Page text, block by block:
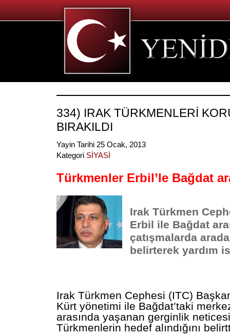
334) IRAK TÜRKMENLERİ
BIRAKILDI
Yayin Tarihi 25 Ocak, 2013
Kategori SİYASİ
Türkmenler Erbil’le Bağdat
Irak Türkmen
Erbil ile Bağdat
çatışmalarda arada
belirterek yardım
Irak Türkmen Cephesi (ITC)
Kürt yönetimi ile Bağdat’taki
arasında yaşanan gerginlik
Türkmenlerin hedef alındığını